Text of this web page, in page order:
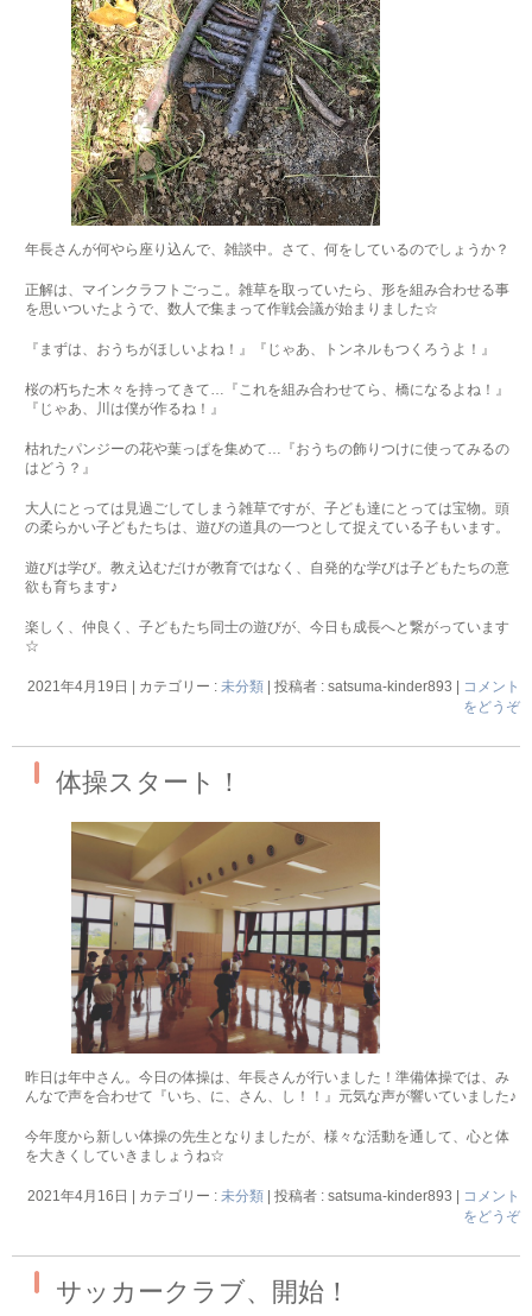
年長さんが何やら座り込んで、雑談中。さて、何をしているのでしょうか？
正解は、マインクラフトごっこ。雑草を取っていたら、形を組み合わせる事
を思いついたようで、数人で集まって作戦会議が始まりました☆
『まずは、おうちがほしいよね！』『じゃあ、トンネルもつくろうよ！』
桜の朽ちた木々を持ってきて…『これを組み合わせてら、橋になるよね！』
『じゃあ、川は僕が作るね！』
枯れたパンジーの花や葉っぱを集めて…『おうちの飾りつけに使ってみるの
はどう？ 』
大人にとっては見過ごしてしまう雑草ですが、子ども達にとっては宝物。頭
の柔らかい子どもたちは、遊びの道具の一つとして捉えている子もいます。
遊びは学び。教え込むだけが教育ではなく、自発的な学びは子どもたちの意
欲も育ちます♪
楽しく、仲良く、子どもたち同士の遊びが、今日も成長へと繋がっています
☆
2021年4月19日 | カテゴリー : 未分類 | 投稿者 : satsuma-kinder893 | コメント
をどうぞ
体操スタート！
昨日は年中さん。今日の体操は、年長さんが行いました！準備体操では、み
んなで声を合わせて『いち、に、さん、し！！』元気な声が響いていました♪
今年度から新しい体操の先生となりましたが、様々な活動を通して、心と体
を大きくしていきましょうね☆
2021年4月16日 カテゴリー : 未分類 投稿者 : satsuma-kinder893
コメント
をどうぞ
サッカークラブ、開始！